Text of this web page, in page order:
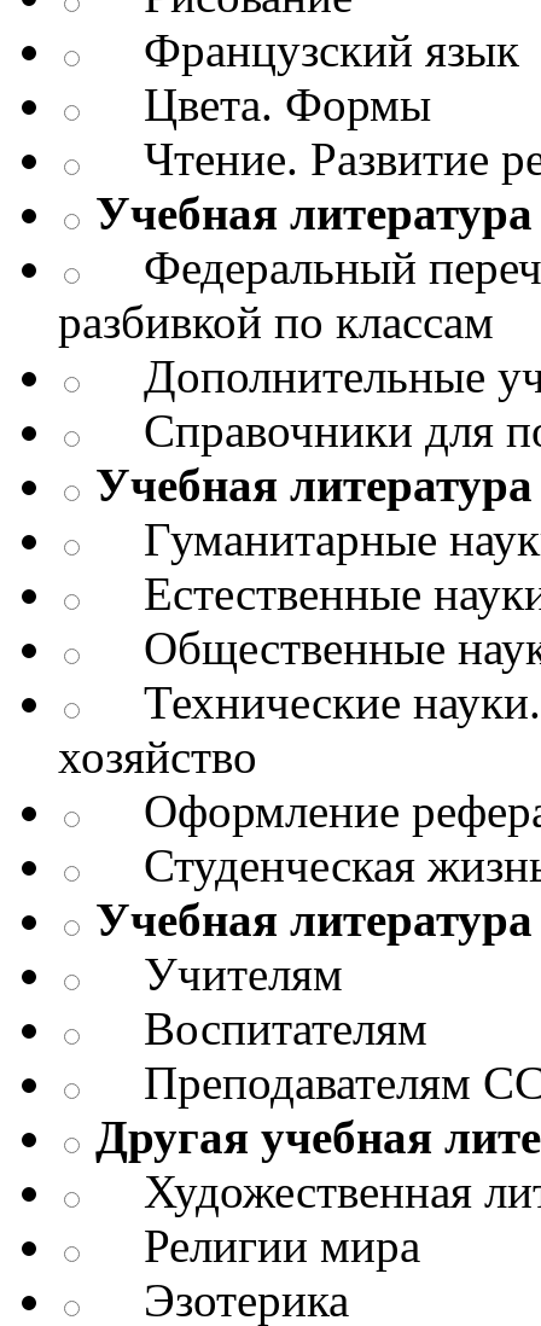
Французский язык
Цвета. Формы
Чтение. Развитие
Учебная
Федеральный
разбивкой по классам
Дополнительные
Справочники для
Учебная литература
Гуманитарные
Естественные
Общественные
Технические
хозяйство
Оформление
Студенческая
Учебная литература
Учителям
Воспитателям
Преподавателям
Другая учебная
Художественная
Религии мира
Эзотерика